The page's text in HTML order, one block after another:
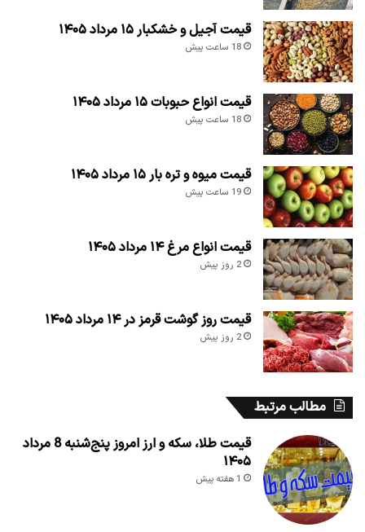
قیمت آجیل و خشکبار ۱۵ مرداد ۱۴۰۵
18 ساعت پیش
قیمت انواع حبوبات ۱۵ مرداد ۱۴۰۵
18 ساعت پیش
قیمت میوه و تره بار ۱۵ مرداد ۱۴۰۵
19 ساعت پیش
قیمت انواع مرغ ۱۴ مرداد ۱۴۰۵
2 روز پیش
قیمت روز گوشت قرمز در ۱۴ مرداد ۱۴۰۵
2 روز پیش
مطالب مرتبط
قیمت طلا، سکه و ارز امروز پنج‌شنبه 8 مرداد
۱۴۰۵
1 هفته پیش